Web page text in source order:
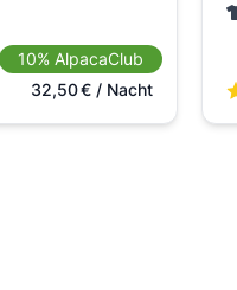
10% AlpacaClub
32,50€ / Nacht